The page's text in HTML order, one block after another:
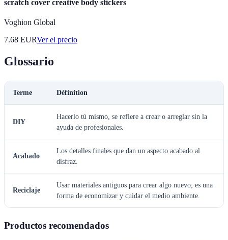
scratch cover creative body stickers
Voghion Global
7.68 EURVer el precio
Glossario
Terme Définition
DIY
Hacerlo tú mismo, se refiere a crear o arreglar sin la
ayuda de profesionales.
Acabado
Los detalles finales que dan un aspecto acabado al
disfraz.
Reciclaje
Usar materiales antiguos para crear algo nuevo; es una
forma de economizar y cuidar el medio ambiente.
Productos recomendados